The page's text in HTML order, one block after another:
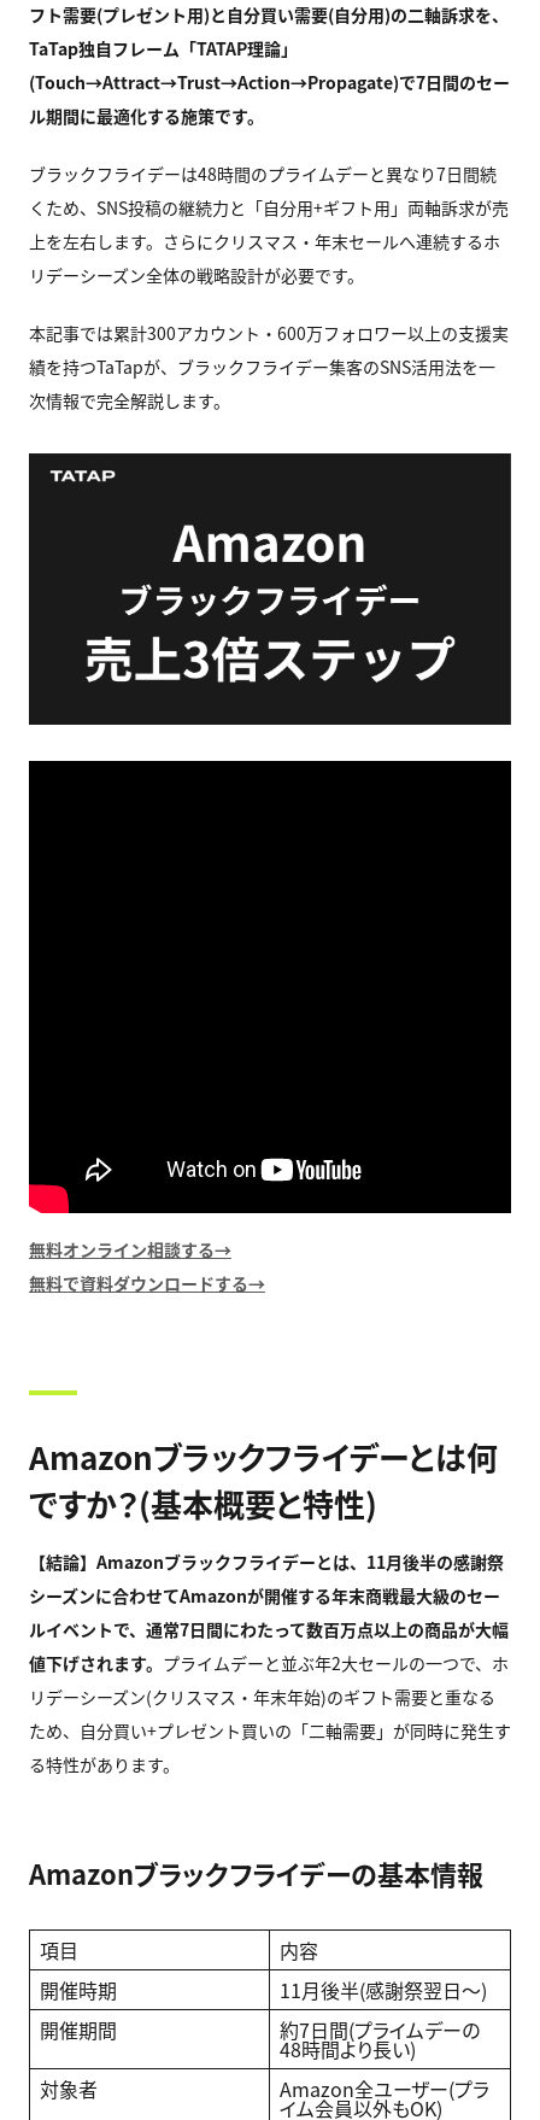
フト需要(プレゼント用)と自分買い需要(自分用)の二軸訴求を、
TaTap独自フレーム「TATAP理論」
(Touch→Attract→Trust→Action→Propagate)で7日間のセー
ル期間に最適化する施策です。
ブラックフライデーは48時間のプライムデーと異なり7日間続
くため、SNS投稿の継続力と「自分用+ギフト用」両軸訴求が売
上を左右します。さらにクリスマス・年末セールへ連続するホ
リデーシーズン全体の戦略設計が必要です。
本記事では累計300アカウント・600万フォロワー以上の支援実
績を持つTaTapが、ブラックフライデー集客のSNS活用法を一
次情報で完全解説します。
無料オンライン相談する→
無料で資料ダウンロードする→
Amazonブラックフライデーとは何
ですか？(基本概要と特性)
【結論】 Amazonブラックフライデーとは、 11月後半の感謝祭
シーズンに合わせてAmazonが開催する年末商戦最大級のセー
ルイベントで、通常7日間にわたって数百万点以上の商品が大幅
値下げされます。 プライムデーと並ぶ年2大セールの一つで、ホ
リデーシーズン(クリスマス・年末年始)のギフト需要と重なる
ため、自分買い+プレゼント買いの「二軸需要」が同時に発生す
る特性があります。
Amazonブラックフライデーの基本情報
項目
内容
開催時期
11月後半(感謝祭翌日〜)
開催期間
約7日間(プライムデーの
48時間より長い)
対象者
Amazon全ユーザー(プラ
イム会員以外もOK)